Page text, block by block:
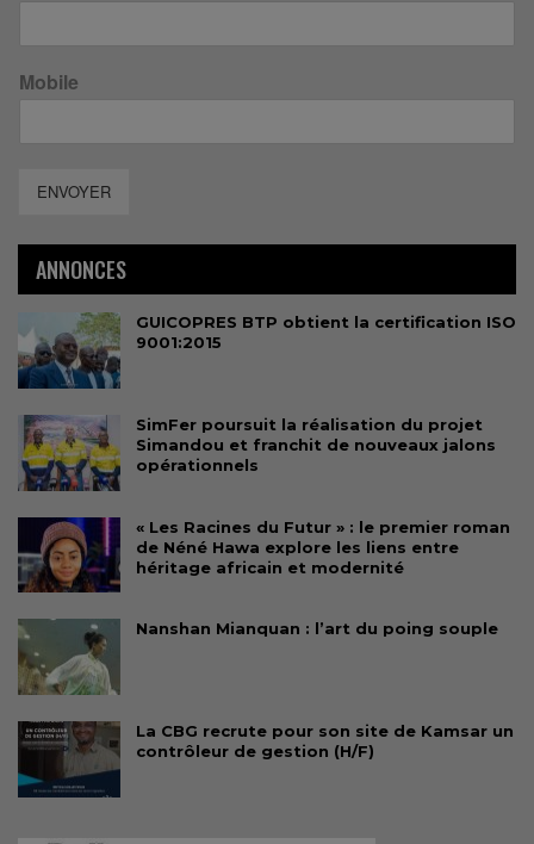
Mobile
ENVOYER
ANNONCES
GUICOPRES BTP obtient la certification ISO
9001:2015
SimFer poursuit la réalisation du projet
Simandou et franchit de nouveaux jalons
opérationnels
« Les Racines du Futur » : le premier roman
de Néné Hawa explore les liens entre
héritage africain et modernité
Nanshan Mianquan : l’art du poing souple
La CBG recrute pour son site de Kamsar un
contrôleur de gestion (H/F)